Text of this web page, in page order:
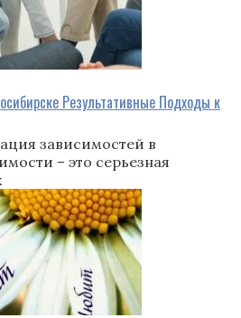
Результативные Подходы к
зависимостей в
– это серьезная